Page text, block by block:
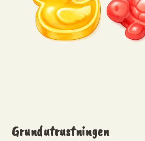
Grundutrustningen